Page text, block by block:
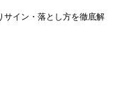
サイン・落とし方を徹底解